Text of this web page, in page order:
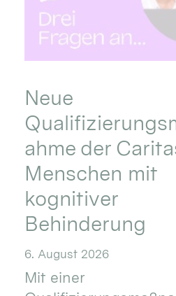
Neue
ahme der
Menschen mit
kognitiver
Behinderung
6. August 2026
Mit einer